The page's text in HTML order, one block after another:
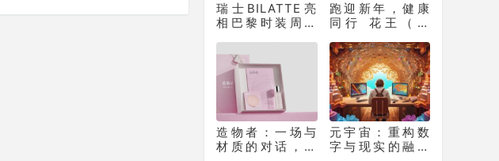
考案例。 […]
瑞士BILATTE亮
相巴黎时装周：
征服秀场，获好
莱坞顶级化妆师
挚荐
跑迎新年，健康
同行 花王（中
江长跑节为2025
画上活力句点
造物者：一场与
材质的对话，如
元宇宙：重构数
字与现实的融合